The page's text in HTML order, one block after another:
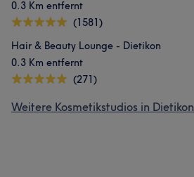
0.3 Km entfernt
(1581)
Hair & Beauty Lounge - Dietikon
0.3 Km entfernt
(271)
Weitere Kosmetikstudios in Dietikon